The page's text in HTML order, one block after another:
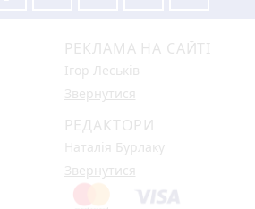
РЕКЛАМА НА САЙТІ
Ігор Леськів
Звернутися
РЕДАКТОРИ
Наталія Бурлаку
Звернутися